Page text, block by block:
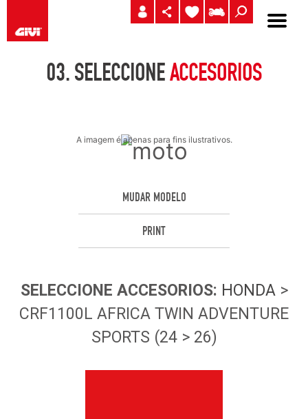
03.SELECCIONEACCESORIOS
A imagem é apenas para fins ilustrativos.
MUDAR MODELO
PRINT
SELECCIONE ACCESORIOS: HONDA>
CRF1100L AFRICA TWIN ADVENTURE
SPORTS (24 > 26)